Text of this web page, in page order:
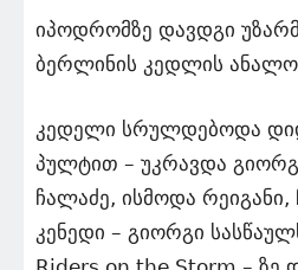
იპოდრომზე დავდგი
ბერლინის კედლის
კედელი სრულდებოდა
პულტით – უკრავდა
ჩალაძე, ისმოდა
კენედი – გიორგი